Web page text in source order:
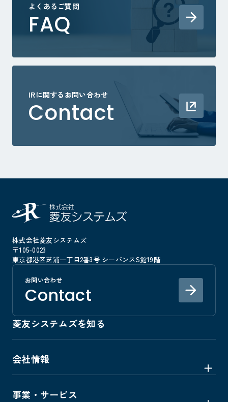
よくあるご質問
FAQ
IRに関するお問い合わせ
Contact
株式会社菱友システムズ
〒105-0023
東京都港区芝浦一丁目2番3号 シーバンスS館19階
お問い合わせ
Contact
菱友システムズを知る
会社情報 会
事業・サービス